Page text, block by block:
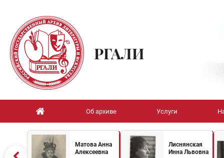
РГАЛИ
Об архиве Услуги
Матова Анна
Алексеевна
Лиснянская
Инна Львовна